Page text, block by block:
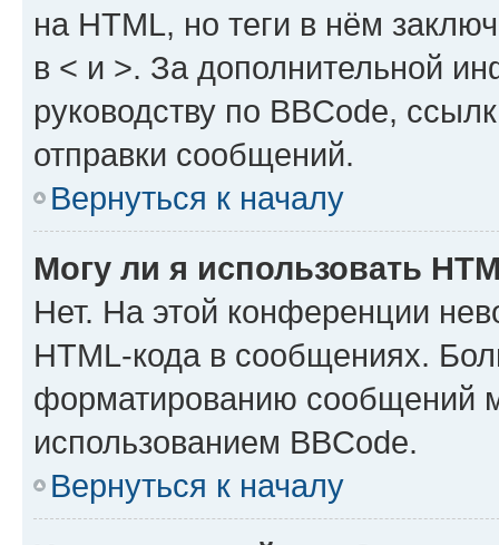
на HTML, но теги в нём
в < и >. За дополнительной
руководству по BBCode,
отправки сообщений.
Вернуться к началу
Могу ли я использовать
Нет. На этой конференции
HTML-кода в сообщениях.
форматированию сообщений
использованием BBCode.
Вернуться к началу